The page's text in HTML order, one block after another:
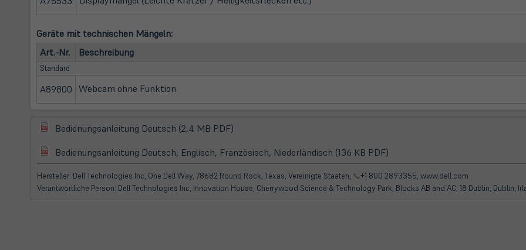
Geräte mit technischen Mängeln:
Art.-Nr.
Beschreibung
Standard
A89800 Webcam ohne Funktion
(öffnet
neuem
Tab)
Bedienungsanleitung Deutsch (2,4 MB PDF)
neuem
Tab)
(öffnet
in
neuem
Tab)
Bedienungsanleitung Deutsch, Englisch, Französisch, Niederländisch (136 KB PDF)
in
neuem
Tab)
Hersteller: Dell Technologies Inc, One Dell Way, 78682 Round Rock, Texas, Vereinigte Staaten, 📞+1 800 2893355, www.dell.com
Verantwortliche Person: Dell Technologies Inc, Innovation House, Cherrywood Science & Technology Park, Blocks AB and AC, 18 Dublin, Dublin,